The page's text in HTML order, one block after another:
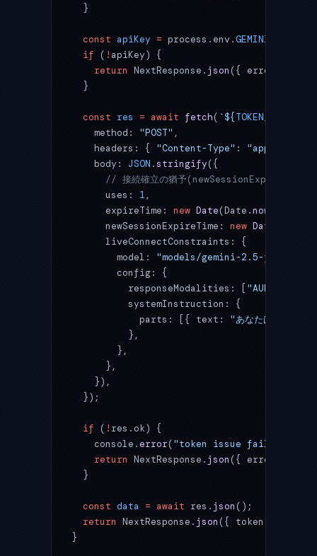
  }
  const
apiKey = process.env.GEMINI_API_KEY
  if
( ! apiKey) {
    return
NextResponse. json({ error:
  }
  const
res = await fetch( `${TOKEN_ENDPOINT
    method:
"POST" ,
    headers: {
"Content-Type" :
    body:
JSON .stringify({
// 接続確立の猶予(newSessionExpireTime)
      uses:
1 ,
      expireTime:
new Date(Date.now
      newSessionExpireTime:
new Date
      liveConnectConstraints: {
        model:
"models/gemini-2.5-flash"
        config: {
          responseModalities: [
"AUDIO"
          systemInstruction: {
            parts: [{ text:
"あなたはこのアプ
          },
        },
      },
    }),
  });
  if
( ! res.ok) {
    console.
error("token issue failed:"
    return
NextResponse. json({ error:
  }
  const
data = await res. json();
  return
NextResponse. json({ token:
}